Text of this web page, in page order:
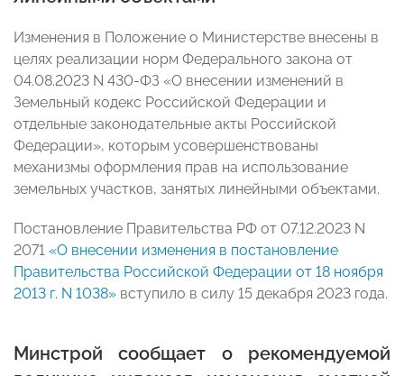
Изменения в Положение о Министерстве внесены в
целях реализации норм Федерального закона от
04.08.2023 N 430-ФЗ «О внесении изменений в
Земельный кодекс Российской Федерации и
отдельные законодательные акты Российской
Федерации», которым усовершенствованы
механизмы оформления прав на использование
земельных участков, занятых линейными объектами.
Постановление Правительства РФ от 07.12.2023 N
2071 «О внесении изменения в постановление
Правительства Российской Федерации от 18 ноября
2013 г. N 1038» вступило в силу 15 декабря 2023 года.
Минстрой сообщает о рекомендуемой